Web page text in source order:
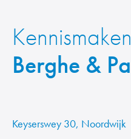
Kennismaken
Berghe &
Keyserswey 30, Noordwijk